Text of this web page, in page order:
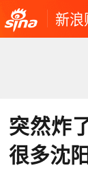
新
突然炸
很多沈